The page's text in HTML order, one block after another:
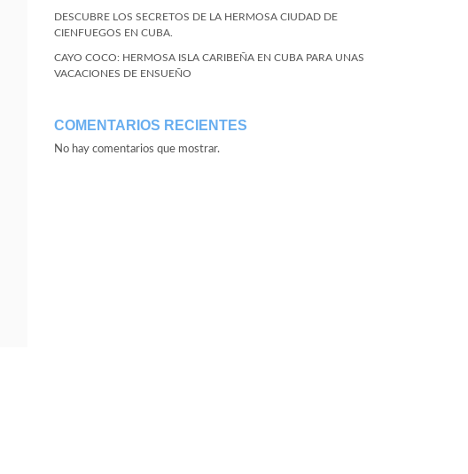
DESCUBRE LOS SECRETOS DE LA HERMOSA CIUDAD DE
CIENFUEGOS EN CUBA.
CAYO COCO: HERMOSA ISLA CARIBEÑA EN CUBA PARA UNAS
VACACIONES DE ENSUEÑO
COMENTARIOS RECIENTES
No hay comentarios que mostrar.